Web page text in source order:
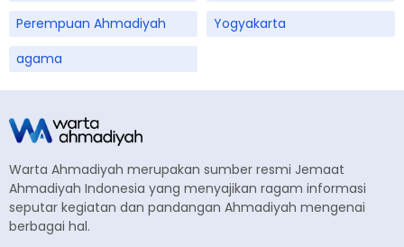
Perempuan Ahmadiyah
Yogyakarta
agama
Warta Ahmadiyah merupakan sumber resmi Jemaat
Ahmadiyah Indonesia yang menyajikan ragam informasi
seputar kegiatan dan pandangan Ahmadiyah mengenai
berbagai hal.